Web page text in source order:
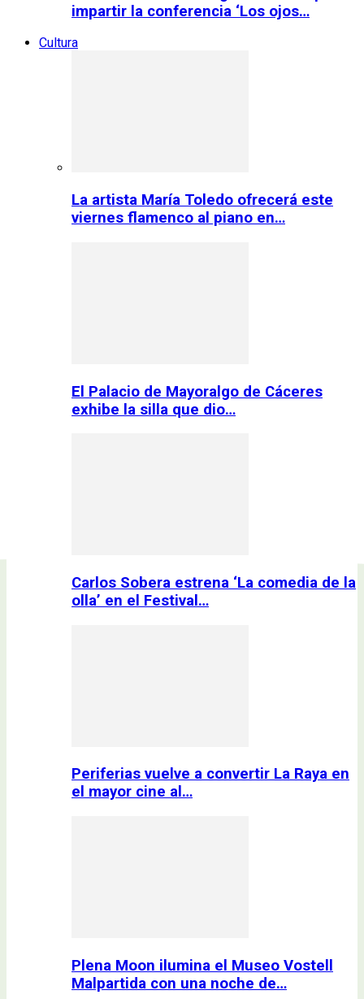
impartir la conferencia ‘Los ojos…
Cultura
La artista María Toledo ofrecerá este
viernes flamenco al piano en…
El Palacio de Mayoralgo de Cáceres
exhibe la silla que dio…
Carlos Sobera estrena ‘La comedia de la
olla’ en el Festival…
Periferias vuelve a convertir La Raya en
el mayor cine al…
Plena Moon ilumina el Museo Vostell
Malpartida con una noche de…